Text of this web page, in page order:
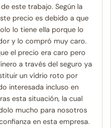
este trabajo. Según la
precio es debido a que
lo tiene ella porque lo
y lo compró muy caro.
el precio era caro pero
a través del seguro ya
un vídrio roto por
interesada incluso en
esta situación, la cual
mucho para nosotros
en esta empresa.